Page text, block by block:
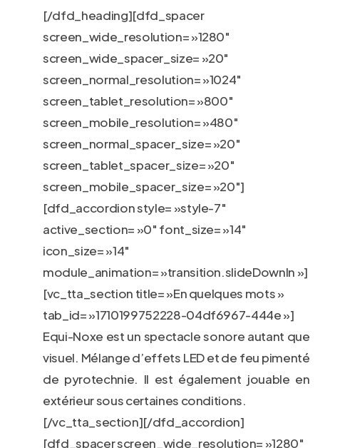
[/dfd_heading][dfd_spacer
screen_wide_resolution= »1280″
screen_wide_spacer_size= »20″
screen_normal_resolution= »1024″
screen_tablet_resolution= »800″
screen_mobile_resolution= »480″
screen_normal_spacer_size= »20″
screen_tablet_spacer_size= »20″
screen_mobile_spacer_size= »20″]
[dfd_accordion style= »style-7″
active_section= »0″ font_size= »14″
icon_size= »14″
module_animation= »transition.slideDownIn »]
[vc_tta_section title= »En quelques mots »
tab_id= »1710199752228-04df6967-444e »]
Equi-Noxe est un spectacle sonore autant que
visuel. Mélange d’effets LED et de feu pimenté
de pyrotechnie. Il est également jouable en
extérieur sous certaines conditions.
[/vc_tta_section][/dfd_accordion]
[dfd_spacer screen_wide_resolution= »1280″